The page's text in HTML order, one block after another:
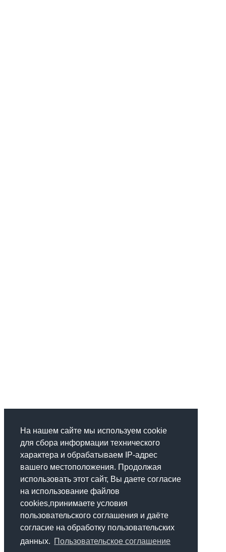
На нашем сайте мы используем cookie
для сбора информации технического
характера и обрабатываем IP-адрес
вашего местоположения. Продолжая
использовать этот сайт, Вы даете согласие
на использование файлов
cookies,принимаете условия
пользовательского соглашения и даёте
согласие на обработку пользовательских
данных. Пользовательское соглашение